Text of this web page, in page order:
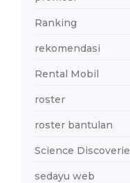
Ranking
rekomendasi
Rental Mobil
roster
roster bantulan
Science
sedayu web